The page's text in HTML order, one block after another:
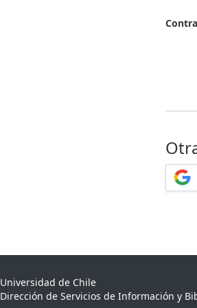
Universidad de Chile
Dirección de Servicios de Información y